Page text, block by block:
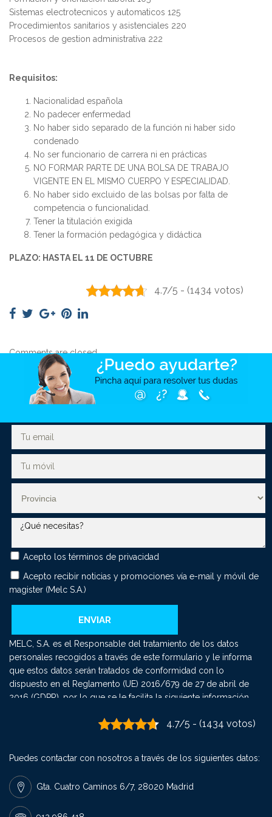
Sistemas electrotecnicos y automaticos 125
Procedimientos sanitarios y asistenciales 220
Procesos de gestion administrativa 222
Requisitos:
Nacionalidad española
No padecer enfermedad
No haber sido separado de la función ni haber sido
condenado
No ser funcionario de carrera ni en prácticas
NO FORMAR PARTE DE UNA BOLSA DE TRABAJO
VIGENTE EN EL MISMO CUERPO Y ESPECIALIDAD.
No haber sido excluido de las bolsas por falta de
competencia o funcionalidad.
Tener la titulación exigida
Tener la formación pedagógica y didáctica
PLAZO: HASTA EL 11 DE OCTUBRE
4.7/5 - (1434 votos)
Comments are closed.
Acepto los términos de privacidad
Acepto recibir noticias y promociones vía e-mail y móvil de
magister (Melc S.A.)
MELC, S.A. es el Responsable del tratamiento de los datos
personales recogidos a través de este formulario y le informa
que estos datos serán tratados de conformidad con lo
dispuesto en el Reglamento (UE) 2016/679 de 27 de abril de
2016 (GDPR), por lo que se le facilita la siguiente información
comercial y el envío de comunicaciones sobre nuestros
el fin del tratamiento y cuando ya no sea necesario para tal fin,
se suprimirán con medidas de seguridad adecuadas para
garantizar la seudonimización de los datos o la destrucción
total de los mismos. Derechos que asisten: Derecho a retirar el
4.7/5 - (1434 votos)
Puedes contactar con nosotros a través de los siguientes datos:
Gta. Cuatro Caminos 6/7, 28020 Madrid